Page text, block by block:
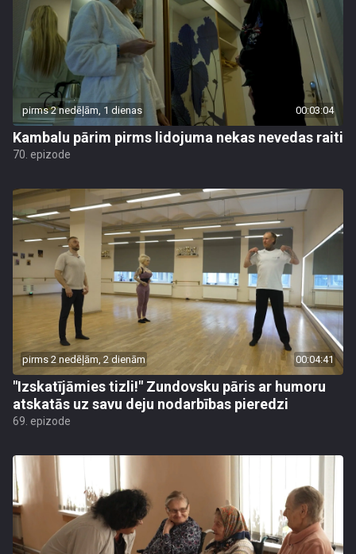
pirms 2 nedēļām, 1 dienas 00:03:04
Kambalu pārim pirms lidojuma nekas nevedas raiti
70. epizode
pirms 2 nedēļām, 2 dienām 00:04:41
"Izskatījāmies tizli!" Zundovsku pāris ar humoru
atskatās uz savu deju nodarbības pieredzi
69. epizode